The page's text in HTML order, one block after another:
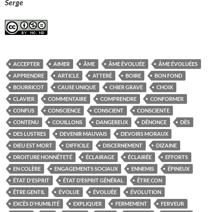
Serge
ACCEPTER AIMER ÂME ÂME ÉVOLUÉE
ÂME ÉVOLUÉES
APPRENDRE
ARTICLE ATTERÉ BOIRE
BON FOND
BOURRICOT
CAUSE UNIQUE CHIER GRAVE
CHOIX
CLAVIER
COMMENTAIRE COMPRENDRE
CONFORMER
CONFUS
CONSCIENCE CONSCIENT
CONSCIENTE
CONTENU
COUILLONS DANGEREUX DÉNONCE
DÈS
DES LUSTRES
DEVENIR MAUVAIS
DEVOIRS MORAUX
DIEU EST MORT
DIFFICILE DISCERNEMENT
DIZAINE
DROITURE HONNÊTETÉ
ÉCLAIRAGE ÉCLAIRÉE
EFFORTS
EN COLÈRE
ENGAGEMENTS SOCIAUX ENNEMIS
ÉPINEUX
ÉTAT D'ESPRIT
ÉTAT D’ESPRIT GÉNÉRAL
ÊTRE CON
ÊTRE GENTIL
ÉVOLUE ÉVOLUÉE
ÉVOLUTION
EXCÈS D'HUMILITÉ
EXPLIQUER FERMEMENT
FERVEUR